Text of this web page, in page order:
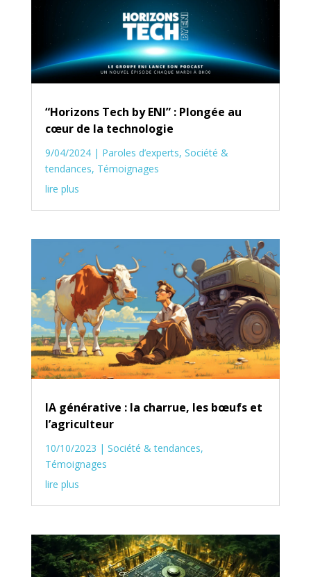
“Horizons Tech by ENI” : Plongée au
cœur de la technologie
9/04/2024| Paroles d’experts, Société &
tendances, Témoignages
lire plus
IA générative : la charrue, les bœufs et
l’agriculteur
10/10/2023 | Société & tendances,
Témoignages
lire plus